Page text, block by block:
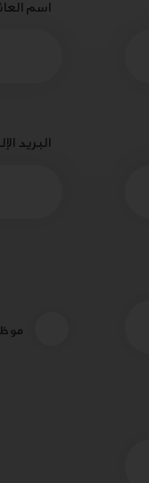
اسم
البريد